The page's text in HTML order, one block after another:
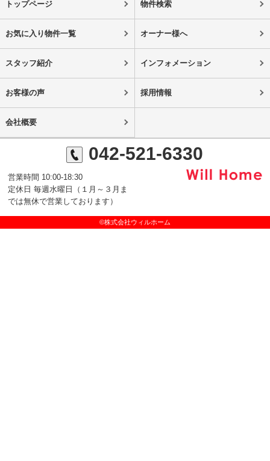
トップページ 物件検索
お気に入り物件一覧 オーナー様へ
スタッフ紹介 インフォメーション
お客様の声 採用情報
会社概要
042-521-6330
営業時間 10:00-18:30
定休日 毎週水曜日（１月～３月ま
では無休で営業しております）
©株式会社ウィルホーム